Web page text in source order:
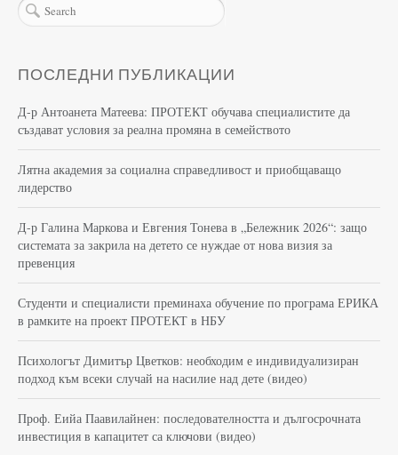
ПОСЛЕДНИ ПУБЛИКАЦИИ
Д-р Антоанета Матеева: ПРОТЕКТ обучава специалистите да
създават условия за реална промяна в семейството
Лятна академия за социална справедливост и приобщаващо
лидерство
Д-р Галина Маркова и Евгения Тонева в „Бележник 2026“: защо
системата за закрила на детето се нуждае от нова визия за
превенция
Студенти и специалисти преминаха обучение по програма ЕРИКА
в рамките на проект ПРОТЕКТ в НБУ
Психологът Димитър Цветков: необходим е индивидуализиран
подход към всеки случай на насилие над дете (видео)
Проф. Еийа Паавилайнен: последователността и дългосрочната
инвестиция в капацитет са ключови (видео)